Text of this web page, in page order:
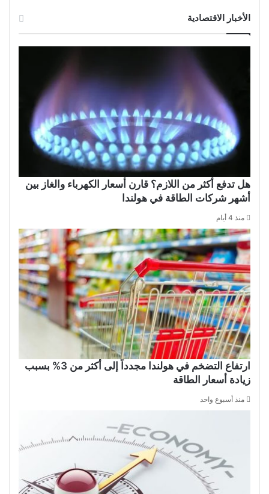
الأخبار الاقتصادية
هل تدفع أكثر من اللازم؟ قارن أسعار الكهرباء والغاز بين
أشهر شركات الطاقة في هولندا
منذ 4 أيام
ارتفاع التضخم في هولندا مجدداً إلى أكثر من 3% بسبب
زيادة أسعار الطاقة
منذ أسبوع واحد